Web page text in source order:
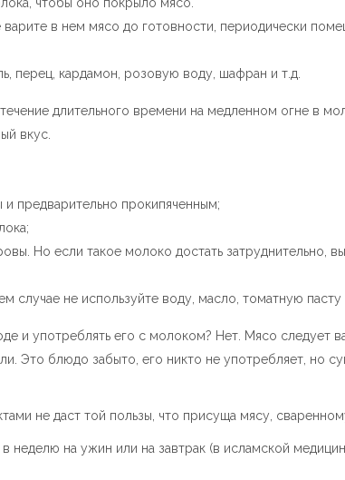
в нем мясо до готовности, периодически
перец, кардамон, розовую воду, шафран и т.д.
длительного времени на медленном огне в
вкус.
предварительно прокипяченным;
Но если такое молоко достать затруднительно,
случае не используйте воду, масло, томатную
и употреблять его с молоком? Нет. Мясо следует
Это блюдо забыто, его никто не употребляет, но
не даст той пользы, что присуща мясу,
неделю на ужин или на завтрак (в исламской